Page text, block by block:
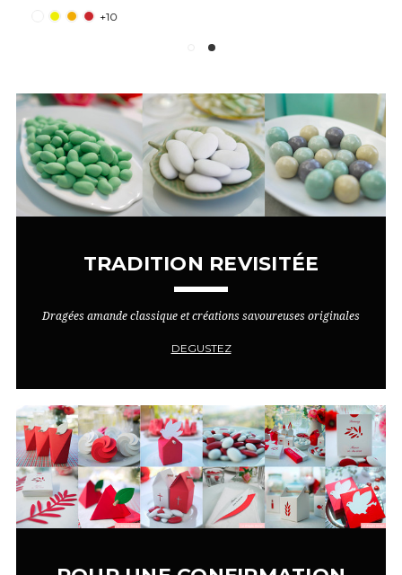
+10
TRADITION REVISITÉE
Dragées amande classique et créations savoureuses originales
DEGUSTEZ